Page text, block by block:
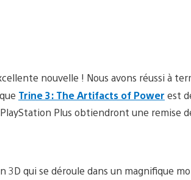
nouvelle ! Nous avons réussi à
Trine 3: The Artifacts of Power est
Plus obtiendront une remise
qui se déroule dans un magnifique